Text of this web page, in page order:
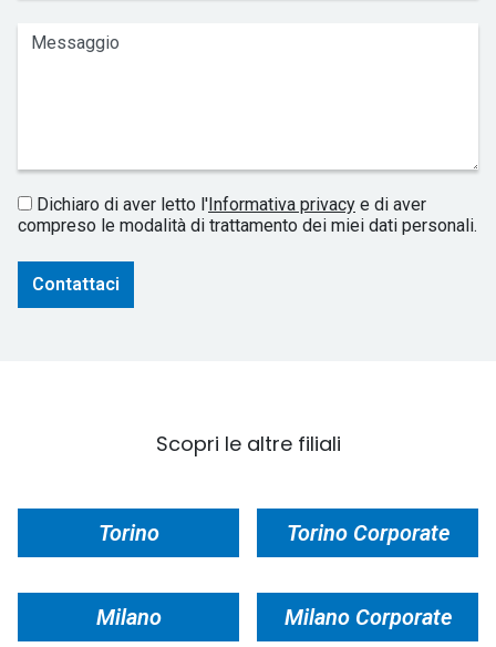
Dichiaro di aver letto l' Informativa privacy e di aver
compreso le modalità di trattamento dei miei dati personali.
Contattaci
Scopri le altre filiali
Torino Torino Corporate
Milano Milano Corporate